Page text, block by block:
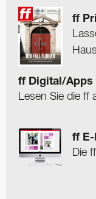
ff
ff Digital/Apps
Lesen Sie die ff
ff E-
Die